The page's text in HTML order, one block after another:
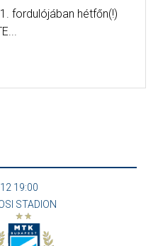
fordulójában hétfőn(!)
19:00
STADION